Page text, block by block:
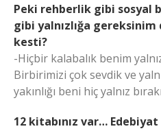
Peki rehberlik gibi sosyal
gibi yalnızlığa gereksinim
kesti?
-Hiçbir kalabalık benim
Birbirimizi çok sevdik ve
yakınlığı beni hiç yalnız
12 kitabınız var…